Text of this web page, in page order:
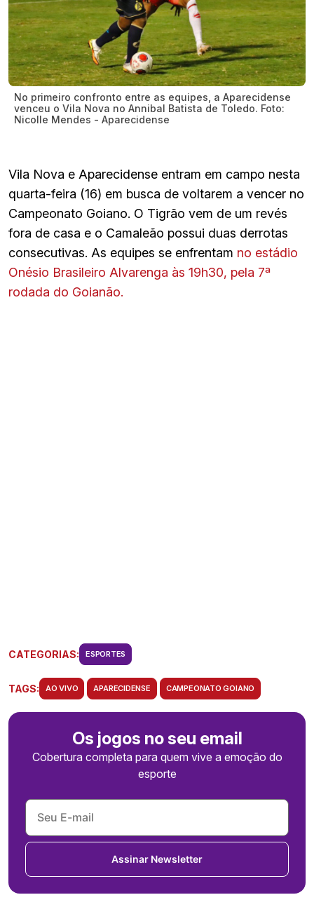
No primeiro confronto entre as equipes, a Aparecidense
venceu o Vila Nova no Annibal Batista de Toledo. Foto:
Nicolle Mendes - Aparecidense
Vila Nova e Aparecidense entram em campo nesta
quarta-feira (16) em busca de voltarem a vencer no
Campeonato Goiano. O Tigrão vem de um revés
fora de casa e o Camaleão possui duas derrotas
consecutivas. As equipes se enfrentam no estádio
Onésio Brasileiro Alvarenga às 19h30, pela 7ª
rodada do Goianão.
CATEGORIAS: ESPORTES
TAGS: AO VIVO APARECIDENSE CAMPEONATO GOIANO
Os jogos no seu email
Cobertura completa para quem vive a emoção do
esporte
Assinar Newsletter